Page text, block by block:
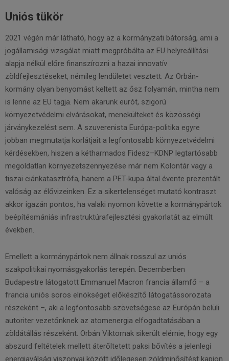
Uniós tükör
2021 végén már látható, hogy az a kormányzati bátorság, ami a
jogállamisági vizsgálat miatt megpróbálta az EU helyreállítási
alapja nélkül előre finanszírozni a hazai innovatív
zöldfejlesztéseket, némileg lendületet vesztett. Az Orbán-
kormány olyan benyomást keltett az ősz folyamán, mintha nem
is lenne az EU tagja. Nem akarunk eurót, szigorú
környezetvédelmi elvárásokat, menekülteket és közösségi
járványkezelést sem. A szuverenista Európa-politika egyre
jobban megmutatja korlátjait a legfontosabb környezetvédelmi
kérdésekben, hiszen a kétharmados Fidesz–KDNP legtartósabb
megoldatlan környezetszennyezése már nem Kolontár vagy a
tiszai ciánkatasztrófa, hanem a PET-kupa által évente prezentált
valóság az élővizeinken. Ez a sikertelenséget mutató kontraszt
akkor igazán pontos, ha valaki nyomon követte a kormánypártok
beépítésmániás infrastruktúrafejlesztési gyakorlatát az elmúlt
években.
Emellett a kormánypártok nem állnak rosszul az uniós
szakpolitikai nyomásgyakorlás terepén. Decemberben
Budapestre látogatott Emmanuel Macron francia államfő – a
francia uniós soros elnökséget előkészítő látogatássorozata
részeként –, aki a legfontosabb szövetségese az Európán belüli
autoriter vezetőnknek az atomenergia elfogadtatásában a
zöldátállás részeként. Orbán Viktornak sikerült elérnie, hogy egy
abszurd feltételek mellett áterőltetett paksi bővítés a jelenlegi
energiaválság viszonyai között időlegesen zöldminősítést kapjon